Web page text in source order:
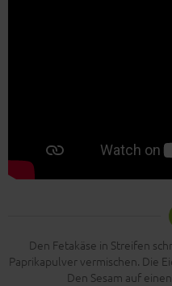
Den Fetakäse in Streifen
Paprikapulver vermischen. Die
Den Sesam auf